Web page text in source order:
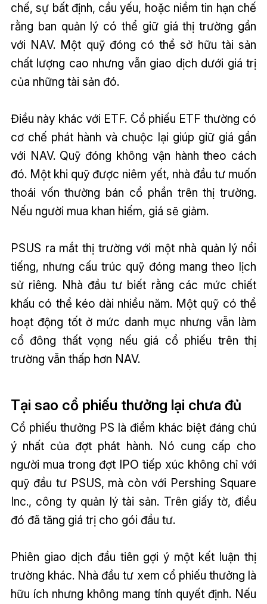
chế, sự bất định, cầu yếu, hoặc niềm tin hạn chế
rằng ban quản lý có thể giữ giá thị trường gần
với NAV. Một quỹ đóng có thể sở hữu tài sản
chất lượng cao nhưng vẫn giao dịch dưới giá trị
của những tài sản đó.
Điều này khác với ETF. Cổ phiếu ETF thường có
cơ chế phát hành và chuộc lại giúp giữ giá gần
với NAV. Quỹ đóng không vận hành theo cách
đó. Một khi quỹ được niêm yết, nhà đầu tư muốn
thoái vốn thường bán cổ phần trên thị trường.
Nếu người mua khan hiếm, giá sẽ giảm.
PSUS ra mắt thị trường với một nhà quản lý nổi
tiếng, nhưng cấu trúc quỹ đóng mang theo lịch
sử riêng. Nhà đầu tư biết rằng các mức chiết
khấu có thể kéo dài nhiều năm. Một quỹ có thể
hoạt động tốt ở mức danh mục nhưng vẫn làm
cổ đông thất vọng nếu giá cổ phiếu trên thị
trường vẫn thấp hơn NAV.
Tại sao cổ phiếu thưởng lại chưa đủ
Cổ phiếu thưởng PS là điểm khác biệt đáng chú
ý nhất của đợt phát hành. Nó cung cấp cho
người mua trong đợt IPO tiếp xúc không chỉ với
quỹ đầu tư PSUS, mà còn với Pershing Square
Inc., công ty quản lý tài sản. Trên giấy tờ, điều
đó đã tăng giá trị cho gói đầu tư.
Phiên giao dịch đầu tiên gợi ý một kết luận thị
trường khác. Nhà đầu tư xem cổ phiếu thưởng là
hữu ích nhưng không mang tính quyết định. Nếu